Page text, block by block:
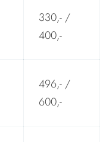
330,- /
400,-
496,- /
600,-